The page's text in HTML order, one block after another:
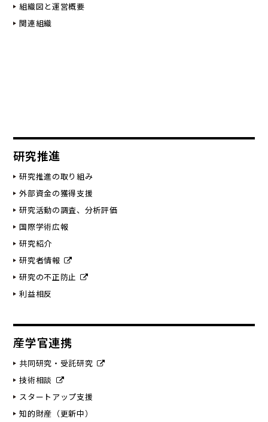
組織図と運営概要
関連組織
研究推進
研究推進の取り組み
外部資金の獲得支援
研究活動の調査、分析評価
国際学術広報
研究紹介
研究者情報
研究の不正防止
利益相反
産学官連携
共同研究・受託研究
技術相談
スタートアップ支援
知的財産（更新中）